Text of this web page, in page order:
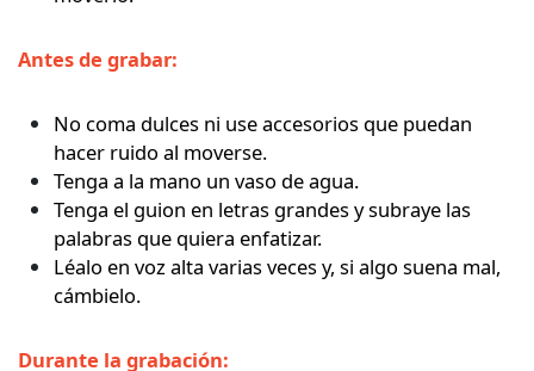
Antes de grabar:
No coma dulces ni use accesorios que puedan
hacer ruido al moverse.
Tenga a la mano un vaso de agua.
Tenga el guion en letras grandes y subraye las
palabras que quiera enfatizar.
Léalo en voz alta varias veces y, si algo suena mal,
cámbielo.
Durante la grabación: